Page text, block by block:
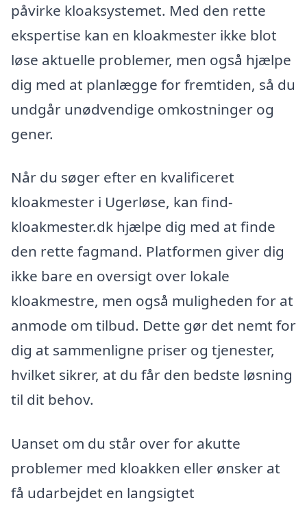
påvirke kloaksystemet. Med den rette
ekspertise kan en kloakmester ikke blot
løse aktuelle problemer, men også hjælpe
dig med at planlægge for fremtiden, så du
undgår unødvendige omkostninger og
gener.
Når du søger efter en kvalificeret
kloakmester i Ugerløse, kan find-
kloakmester.dk hjælpe dig med at finde
den rette fagmand. Platformen giver dig
ikke bare en oversigt over lokale
kloakmestre, men også muligheden for at
anmode om tilbud. Dette gør det nemt for
dig at sammenligne priser og tjenester,
hvilket sikrer, at du får den bedste løsning
til dit behov.
Uanset om du står over for akutte
problemer med kloakken eller ønsker at
få udarbejdet en langsigtet